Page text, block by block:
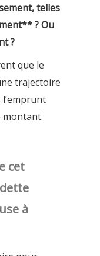
telles
? Ou
?
que le
trajectoire
montant.
cet
à